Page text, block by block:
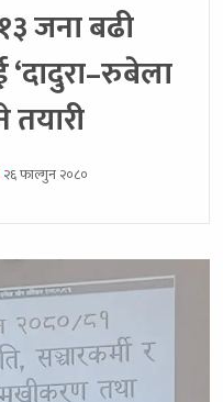
जना बढी
२६ फाल्गुन २०८०